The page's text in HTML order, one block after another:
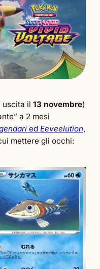
uscita il 13 novembre)
a 2 mesi
ed Eeveelution,
mettere gli occhi: